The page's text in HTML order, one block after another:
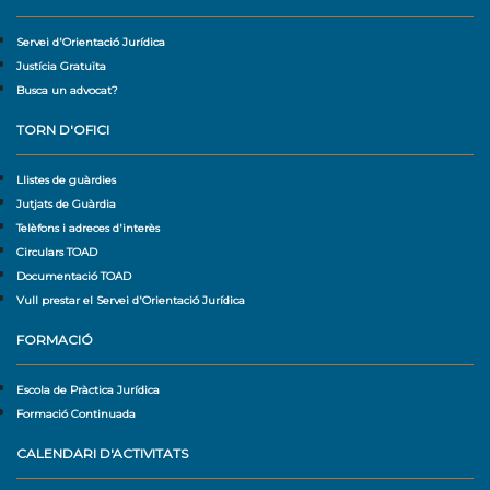
Servei d'Orientació Jurídica
Justícia Gratuïta
Busca un advocat?
TORN D'OFICI
Llistes de guàrdies
Jutjats de Guàrdia
Telèfons i adreces d'interès
Circulars TOAD
Documentació TOAD
Vull prestar el Servei d'Orientació Jurídica
FORMACIÓ
Escola de Pràctica Jurídica
Formació Continuada
CALENDARI D'ACTIVITATS